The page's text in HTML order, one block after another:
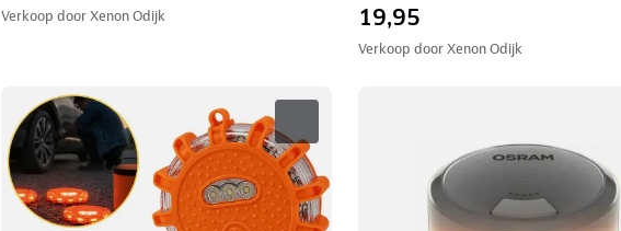
Verkoop doorXenon Odijk
19,95
Verkoop doorXenon Odijk